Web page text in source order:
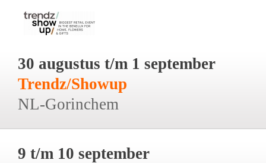
30 augustus t/m 1 september
Trendz/Showup
NL-Gorinchem
9 t/m 10 september